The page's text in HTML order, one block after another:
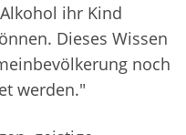
ihr Kind
Dieses Wissen
noch
werden."